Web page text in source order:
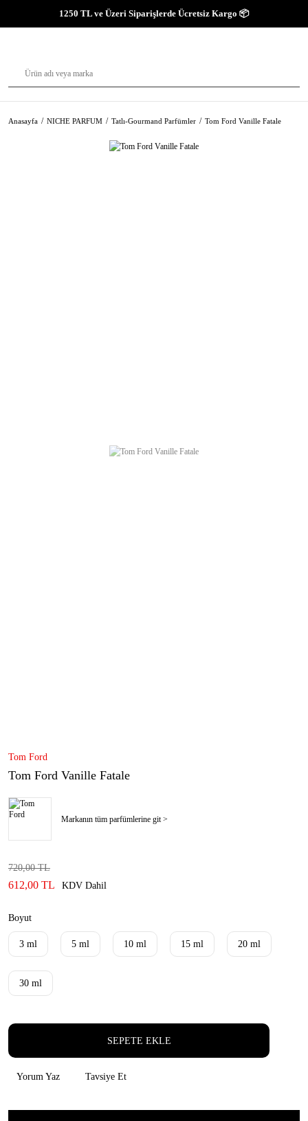
1250 TL ve Üzeri Siparişlerde Ücretsiz Kargo 📦
Anasayfa NICHE PARFUM Tatlı-Gourmand Parfümler Tom Ford Vanille Fatale
Tom Ford
Tom Ford Vanille Fatale
Markanın tüm parfümlerine git >
720,00 TL
612,00 TL KDV Dahil
Boyut
3 ml 5 ml 10 ml 15 ml 20 ml
30 ml
SEPETE EKLE
Yorum Yaz Tavsiye Et